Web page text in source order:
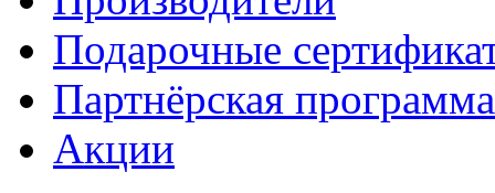
Подарочные
Партнёрская программа
Акции